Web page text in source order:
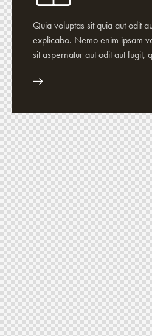
Quia voluptas sit quia aut odit
explicabo. Nemo enim ipsam
sit aspernatur aut odit aut fugit,